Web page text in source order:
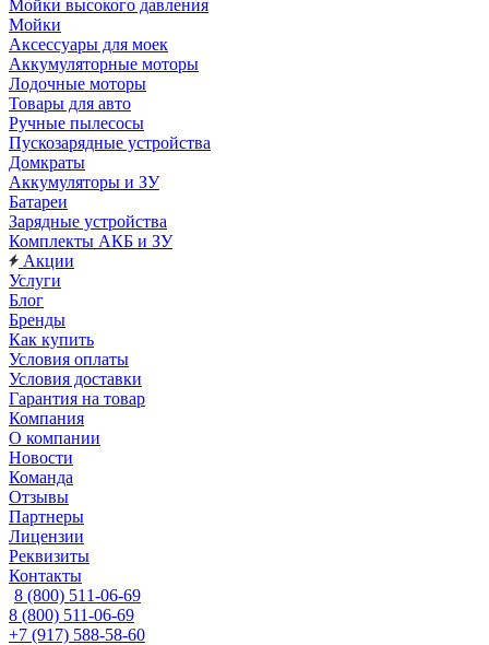
Мойки высокого давления
Мойки
Аксессуары для моек
Аккумуляторные моторы
Лодочные моторы
Товары для авто
Ручные пылесосы
Пускозарядные устройства
Домкраты
Аккумуляторы и ЗУ
Батареи
Зарядные устройства
Комплекты АКБ и ЗУ
Акции
Услуги
Блог
Бренды
Как купить
Условия оплаты
Условия доставки
Гарантия на товар
Компания
О компании
Новости
Команда
Отзывы
Партнеры
Лицензии
Реквизиты
Контакты
8 (800) 511-06-69
8 (800) 511-06-69
+7 (917) 588-58-60